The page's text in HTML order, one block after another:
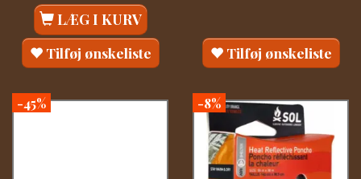
LÆG I KURV
Tilføj ønskeliste Tilføj ønskeliste
-45% -8%